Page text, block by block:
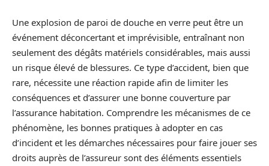
Une explosion de paroi de douche en verre peut être un
événement déconcertant et imprévisible, entraînant non
seulement des dégâts matériels considérables, mais aussi
un risque élevé de blessures. Ce type d’accident, bien que
rare, nécessite une réaction rapide afin de limiter les
conséquences et d’assurer une bonne couverture par
l’assurance habitation. Comprendre les mécanismes de ce
phénomène, les bonnes pratiques à adopter en cas
d’incident et les démarches nécessaires pour faire jouer ses
droits auprès de l’assureur sont des éléments essentiels